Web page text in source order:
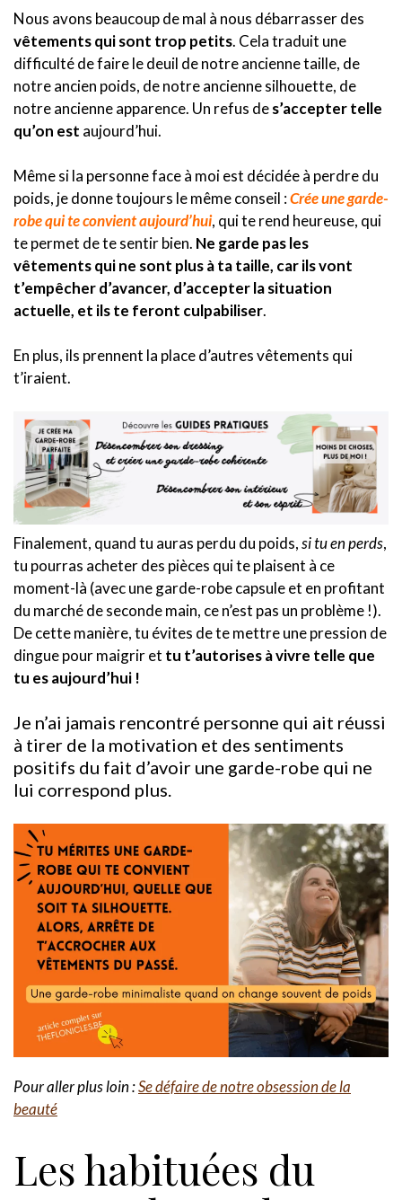
Nous avons beaucoup de mal à nous débarrasser des
vêtements qui sont trop petits. Cela traduit une
difficulté de faire le deuil de notre ancienne taille, de
notre ancien poids, de notre ancienne silhouette, de
notre ancienne apparence. Un refus des’accepter telle
qu’on est aujourd’hui.
Même si la personne face à moi est décidée à perdre du
poids, je donne toujours le même conseil :Crée une garde-
robe qui te convient aujourd’hui, qui te rend heureuse, qui
te permet de te sentir bien. Ne garde pas les
vêtements qui ne sont plus à ta taille, car ils vont
t’empêcher d’avancer, d’accepter la situation
actuelle, et ils te feront culpabiliser.
En plus, ils prennent la place d’autres vêtements qui
t’iraient.
Finalement, quand tu auras perdu du poids,si tu en perds,
tu pourras acheter des pièces qui te plaisent à ce
moment-là (avec une garde-robe capsule et en profitant
du marché de seconde main, ce n’est pas un problème !).
De cette manière, tu évites de te mettre une pression de
dingue pour maigrir et tu t’autorises à vivre telle que
tu es aujourd’hui !
Je n’ai jamais rencontré personne qui ait réussi
à tirer de la motivation et des sentiments
positifs du fait d’avoir une garde-robe qui ne
lui correspond plus.
Pour aller plus loin :Se défaire de notre obsession de la
beauté
Les habituées du